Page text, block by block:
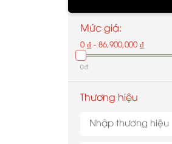
Mức giá:
0 ₫ - 86,900,000 ₫
0đ
Thương hiệu